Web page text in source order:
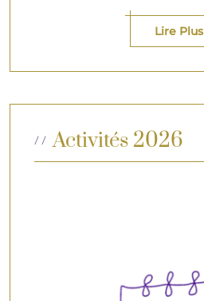
Lire Plus
Activités 2026